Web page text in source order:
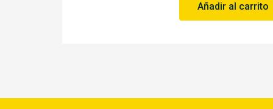
Añadir al carrito